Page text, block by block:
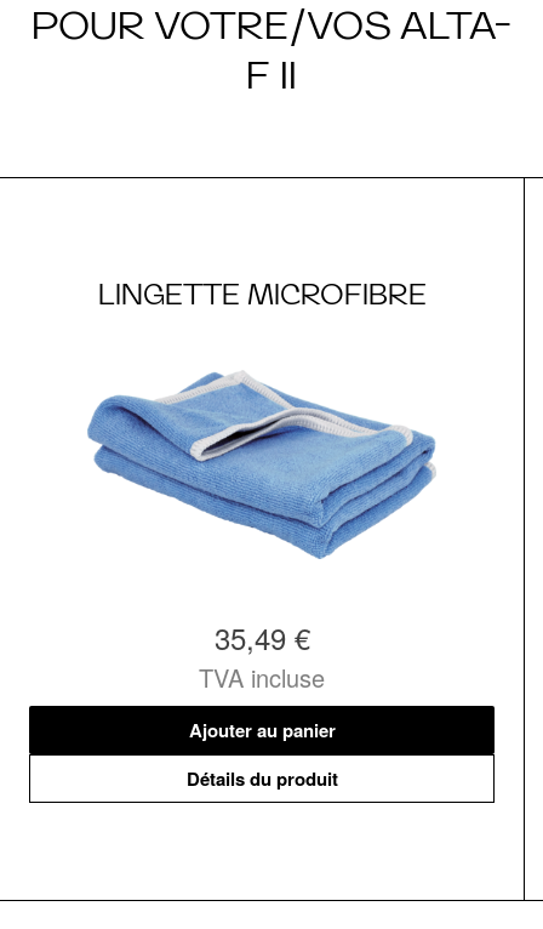
POUR VOTRE/VOS ALTA-
F II
LINGETTE MICROFIBRE
35,49 €
TVA incluse
Ajouter au panier
Détails du produit